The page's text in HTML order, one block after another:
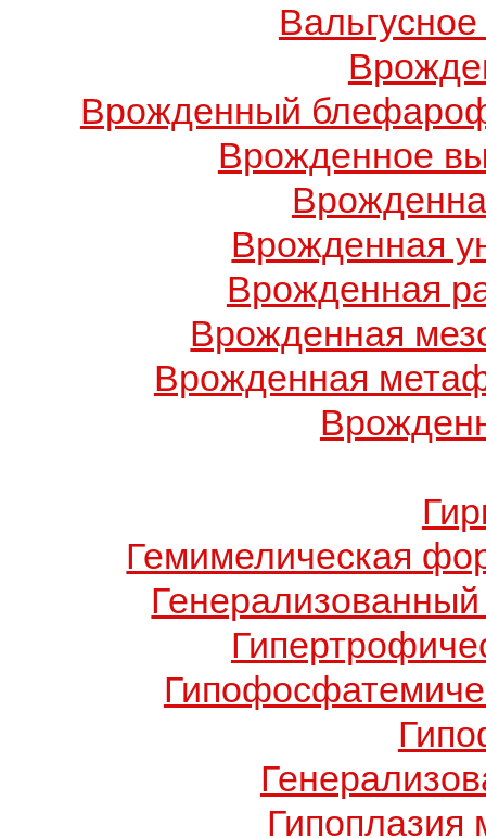
Врожденный
Врожденное
Врожденная
Врожденная
Врожденная
Врожденная
Гемимелическая
Гипоплазия